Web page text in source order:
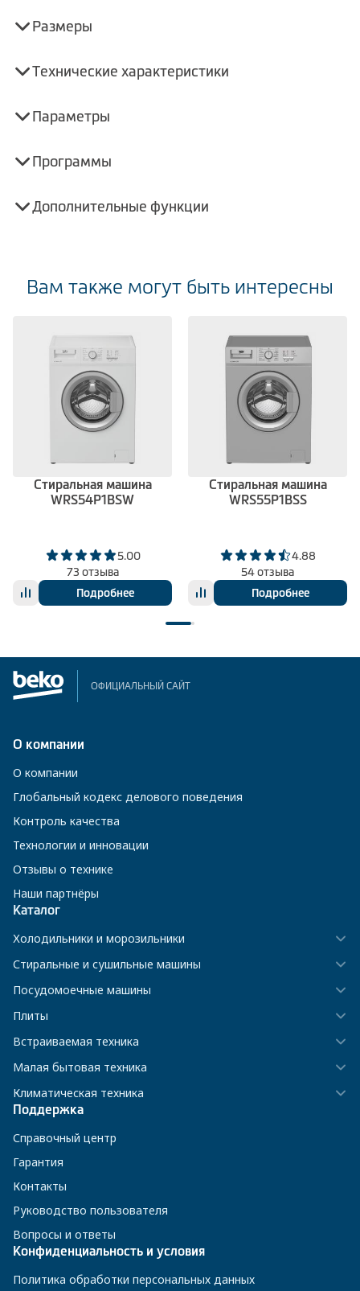
Размеры
Технические характеристики
Параметры
Программы
Дополнительные функции
Вам также могут быть интересны
Стиральная машина
WRS54P1BSW
5.00
73 отзыва
Подробнее
Стиральная машина
WRS55P1BSS
4.88
54 отзыва
Подробнее
ОФИЦИАЛЬНЫЙ САЙТ
О компании
О компании
Глобальный кодекс делового поведения
Контроль качества
Технологии и инновации
Отзывы о технике
Наши партнёры
Каталог
Холодильники и морозильники
Стиральные и сушильные машины
Посудомоечные машины
Плиты
Встраиваемая техника
Малая бытовая техника
Климатическая техника
Поддержка
Справочный центр
Гарантия
Контакты
Руководство пользователя
Вопросы и ответы
Конфиденциальность и условия
Политика обработки персональных данных